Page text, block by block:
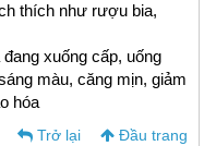
thích như rượu bia,
xuống cấp, uống
màu, căng mịn, giảm
hóa
Trở lại Đầu trang